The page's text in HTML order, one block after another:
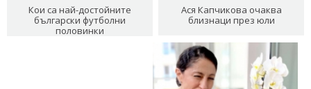
Кои са най-достойните
български футболни
половинки
Ася Капчикова очаква
близнаци през юли